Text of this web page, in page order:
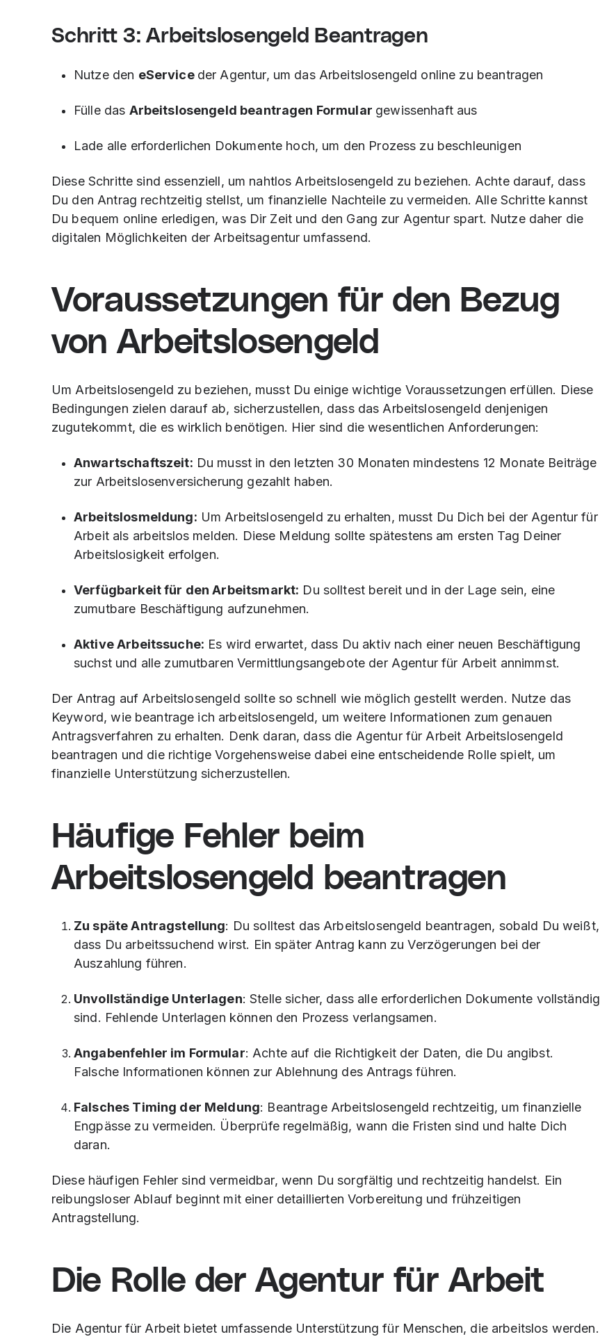
Schritt 3: Arbeitslosengeld Beantragen
Nutze den eService der Agentur, um das Arbeitslosengeld online zu beantragen
Fülle das Arbeitslosengeld beantragen Formular gewissenhaft aus
Lade alle erforderlichen Dokumente hoch, um den Prozess zu beschleunigen
Diese Schritte sind essenziell, um nahtlos Arbeitslosengeld zu beziehen. Achte darauf, dass
Du den Antrag rechtzeitig stellst, um finanzielle Nachteile zu vermeiden. Alle Schritte kannst
Du bequem online erledigen, was Dir Zeit und den Gang zur Agentur spart. Nutze daher die
digitalen Möglichkeiten der Arbeitsagentur umfassend.
Voraussetzungen für den Bezug
von Arbeitslosengeld
Um Arbeitslosengeld zu beziehen, musst Du einige wichtige Voraussetzungen erfüllen. Diese
Bedingungen zielen darauf ab, sicherzustellen, dass das Arbeitslosengeld denjenigen
zugutekommt, die es wirklich benötigen. Hier sind die wesentlichen Anforderungen:
Anwartschaftszeit: Du musst in den letzten 30 Monaten mindestens 12 Monate Beiträge
zur Arbeitslosenversicherung gezahlt haben.
Arbeitslosmeldung: Um Arbeitslosengeld zu erhalten, musst Du Dich bei der Agentur für
Arbeit als arbeitslos melden. Diese Meldung sollte spätestens am ersten Tag Deiner
Arbeitslosigkeit erfolgen.
Verfügbarkeit für den Arbeitsmarkt: Du solltest bereit und in der Lage sein, eine
zumutbare Beschäftigung aufzunehmen.
Aktive Arbeitssuche: Es wird erwartet, dass Du aktiv nach einer neuen Beschäftigung
suchst und alle zumutbaren Vermittlungsangebote der Agentur für Arbeit annimmst.
Der Antrag auf Arbeitslosengeld sollte so schnell wie möglich gestellt werden. Nutze das
Keyword, wie beantrage ich arbeitslosengeld, um weitere Informationen zum genauen
Antragsverfahren zu erhalten. Denk daran, dass die Agentur für Arbeit Arbeitslosengeld
beantragen und die richtige Vorgehensweise dabei eine entscheidende Rolle spielt, um
finanzielle Unterstützung sicherzustellen.
Häufige Fehler beim
Arbeitslosengeld beantragen
Zu späte Antragstellung: Du solltest das Arbeitslosengeld beantragen, sobald Du weißt,
dass Du arbeitssuchend wirst. Ein später Antrag kann zu Verzögerungen bei der
Auszahlung führen.
Unvollständige Unterlagen: Stelle sicher, dass alle erforderlichen Dokumente vollständig
sind. Fehlende Unterlagen können den Prozess verlangsamen.
Angabenfehler im Formular: Achte auf die Richtigkeit der Daten, die Du angibst.
Falsche Informationen können zur Ablehnung des Antrags führen.
Falsches Timing der Meldung: Beantrage Arbeitslosengeld rechtzeitig, um finanzielle
Engpässe zu vermeiden. Überprüfe regelmäßig, wann die Fristen sind und halte Dich
daran.
Diese häufigen Fehler sind vermeidbar, wenn Du sorgfältig und rechtzeitig handelst. Ein
reibungsloser Ablauf beginnt mit einer detaillierten Vorbereitung und frühzeitigen
Antragstellung.
Die Rolle der Agentur für Arbeit
Die Agentur für Arbeit bietet umfassende Unterstützung für Menschen, die arbeitslos werden.